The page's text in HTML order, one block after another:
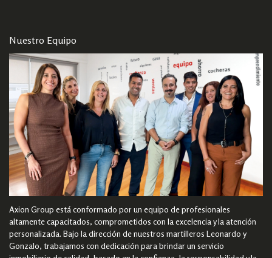
Nuestro Equipo
Axion Group está conformado por un equipo de profesionales
altamente capacitados, comprometidos con la excelencia y la atención
personalizada. Bajo la dirección de nuestros martilleros Leonardo y
Gonzalo, trabajamos con dedicación para brindar un servicio